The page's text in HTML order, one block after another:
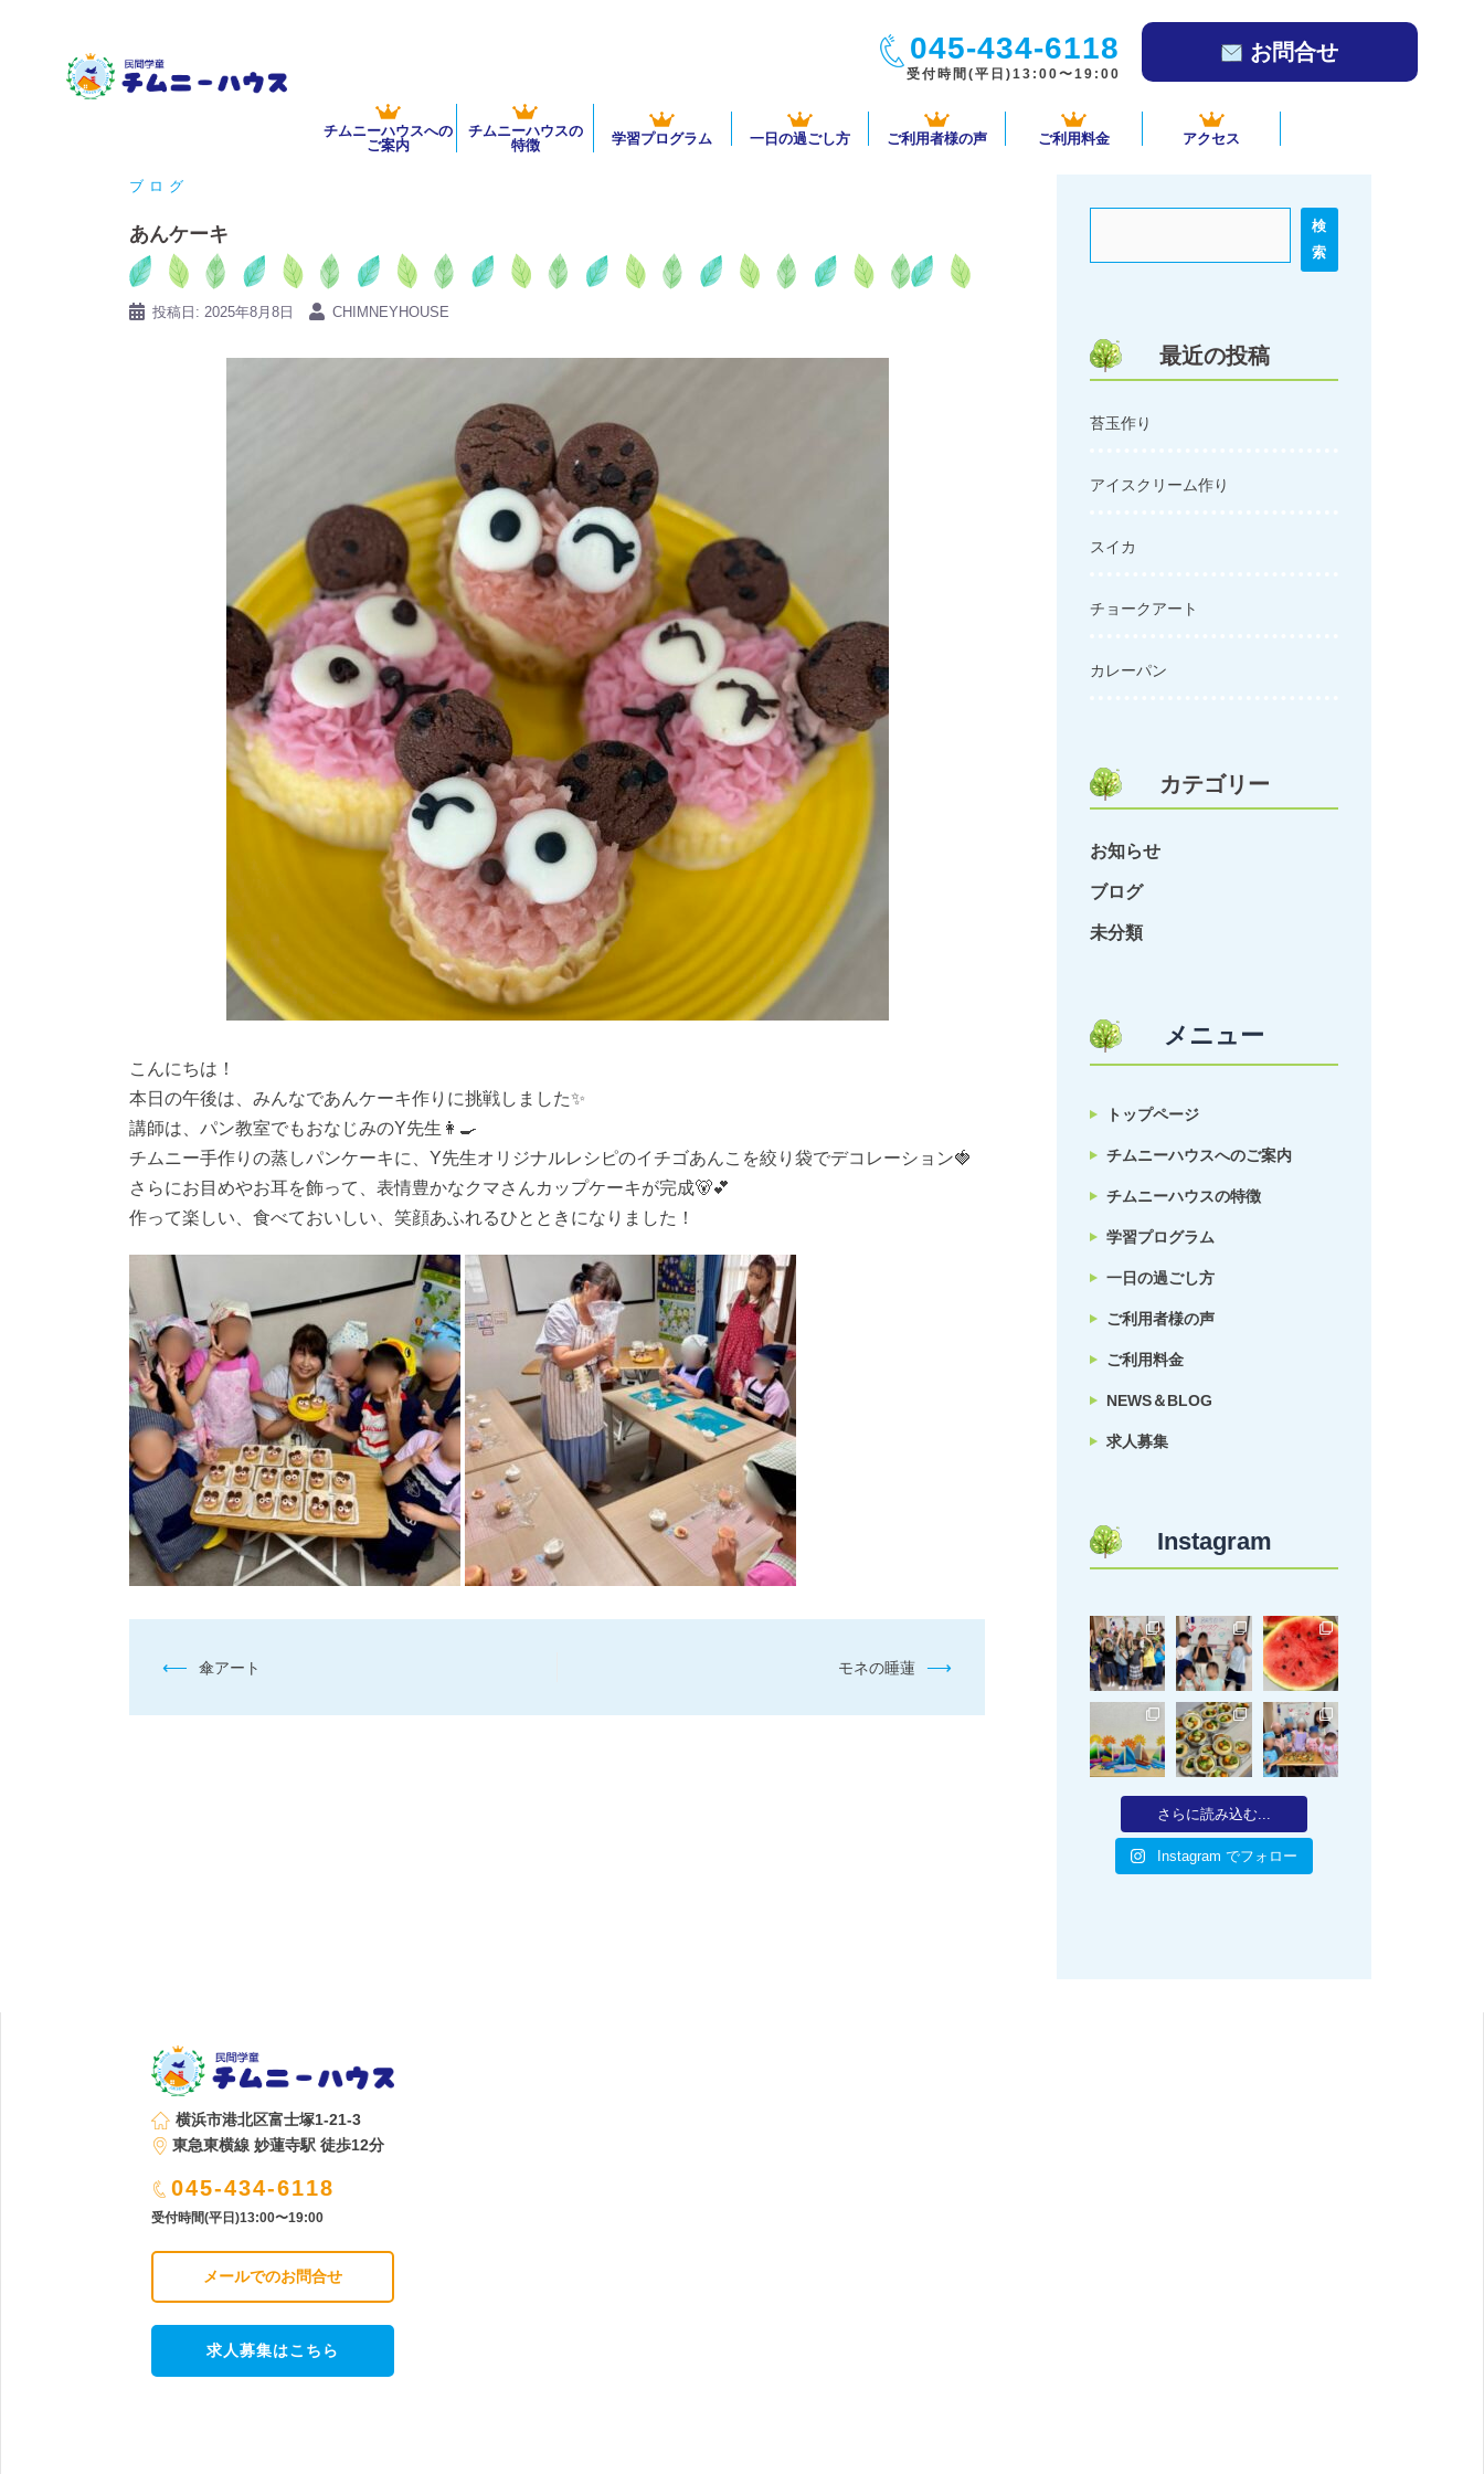
045-434-6118
受付時間(平日)13:00〜19:00
お問合せ
チムニーハウスへの
ご案内
チムニーハウスの
特徴
学習プログラム 一日の過ごし方 ご利用者様の声 ご利用料金 アクセス
ブログ
あんケーキ
投稿日: 2025年8月8日 CHIMNEYHOUSE
こんにちは！
本日の午後は、みんなであんケーキ作りに挑戦しました✨
講師は、パン教室でもおなじみのY先生👩‍🍳
チムニー手作りの蒸しパンケーキに、Y先生オリジナルレシピのイチゴあんこを絞り袋でデコレーション🍓
さらにお目めやお耳を飾って、表情豊かなクマさんカップケーキが完成🐻💕
作って楽しい、食べておいしい、笑顔あふれるひとときになりました！
投
ナ
⟵ 傘アート モネの睡蓮 ⟶
検
索
最近の投稿
苔玉作り
アイスクリーム作り
スイカ
チョークアート
カレーパン
カテゴリー
お知らせ
ブログ
未分類
メニュー
トップページ
チムニーハウスへのご案内
チムニーハウスの特徴
学習プログラム
一日の過ごし方
ご利用者様の声
ご利用料金
NEWS＆BLOG
求人募集
Instagram
さらに読み込む...
Instagram でフォロー
横浜市港北区富士塚1-21-3
東急東横線 妙蓮寺駅 徒歩12分
045-434-6118
受付時間(平日)13:00〜19:00
メールでのお問合せ
求人募集はこちら